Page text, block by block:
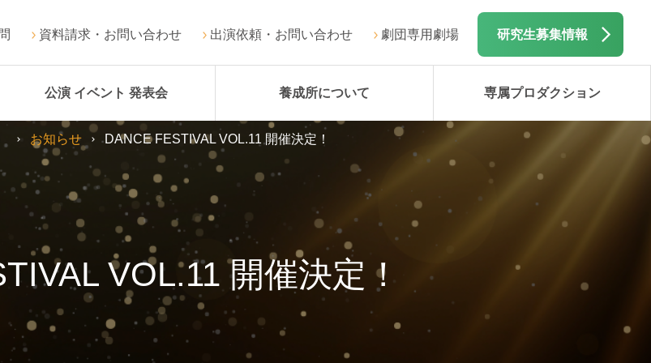
資料請求・お問い合わせ 出演依頼・お問い合わせ 劇団専用劇場 研究生募集情報
公演 イベント 発表会 養成所について 専属プロダクション
VOL.11 開催決定！
お知らせ DANCE FESTIVAL VOL.11 開催決定！